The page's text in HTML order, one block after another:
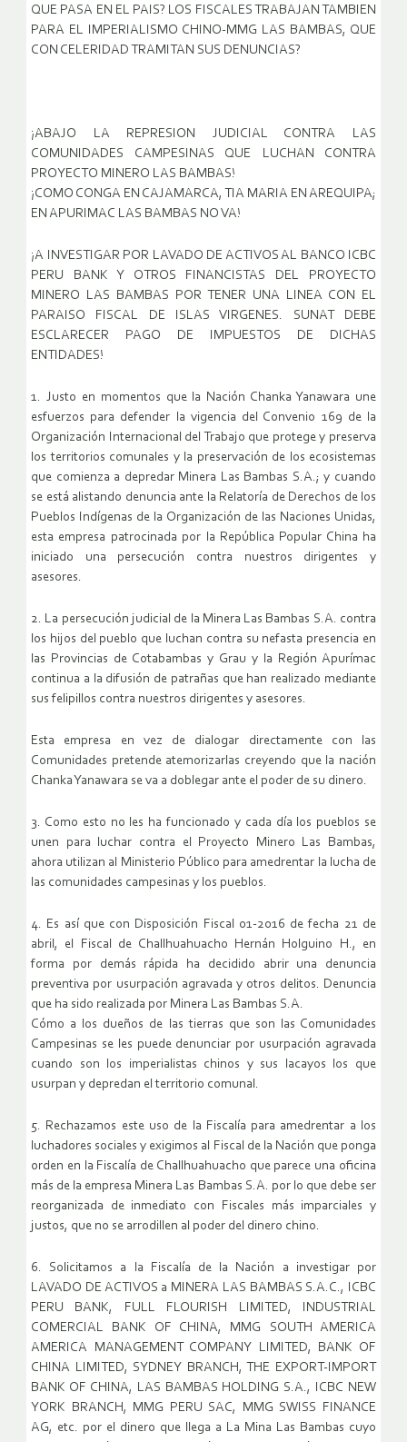
QUE PASA EN EL PAIS? LOS FISCALES TRABAJAN TAMBIEN
PARA EL IMPERIALISMO CHINO-MMG LAS BAMBAS, QUE
CON CELERIDAD TRAMITAN SUS DENUNCIAS?
¡ABAJO LA REPRESION JUDICIAL CONTRA LAS
COMUNIDADES CAMPESINAS QUE LUCHAN CONTRA
PROYECTO MINERO LAS BAMBAS!
¡COMO CONGA EN CAJAMARCA, TIA MARIA EN AREQUIPA;
EN APURIMAC LAS BAMBAS NO VA!
¡A INVESTIGAR POR LAVADO DE ACTIVOS AL BANCO ICBC
PERU BANK Y OTROS FINANCISTAS DEL PROYECTO
MINERO LAS BAMBAS POR TENER UNA LINEA CON EL
PARAISO FISCAL DE ISLAS VIRGENES. SUNAT DEBE
ESCLARECER PAGO DE IMPUESTOS DE DICHAS
ENTIDADES!
1. Justo en momentos que la Nación Chanka Yanawara une
esfuerzos para defender la vigencia del Convenio 169 de la
Organización Internacional del Trabajo que protege y preserva
los territorios comunales y la preservación de los ecosistemas
que comienza a depredar Minera Las Bambas S.A.; y cuando
se está alistando denuncia ante la Relatoría de Derechos de los
Pueblos Indígenas de la Organización de las Naciones Unidas,
esta empresa patrocinada por la República Popular China ha
iniciado una persecución contra nuestros dirigentes y
asesores.
2. La persecución judicial de la Minera Las Bambas S.A. contra
los hijos del pueblo que luchan contra su nefasta presencia en
las Provincias de Cotabambas y Grau y la Región Apurímac
continua a la difusión de patrañas que han realizado mediante
sus felipillos contra nuestros dirigentes y asesores.
Esta empresa en vez de dialogar directamente con las
Comunidades pretende atemorizarlas creyendo que la nación
Chanka Yanawara se va a doblegar ante el poder de su dinero.
3. Como esto no les ha funcionado y cada día los pueblos se
unen para luchar contra el Proyecto Minero Las Bambas,
ahora utilizan al Ministerio Público para amedrentar la lucha de
las comunidades campesinas y los pueblos.
4. Es así que con Disposición Fiscal 01-2016 de fecha 21 de
abril, el Fiscal de Challhuahuacho Hernán Holguino H., en
forma por demás rápida ha decidido abrir una denuncia
preventiva por usurpación agravada y otros delitos. Denuncia
que ha sido realizada por Minera Las Bambas S.A.
Cómo a los dueños de las tierras que son las Comunidades
Campesinas se les puede denunciar por usurpación agravada
cuando son los imperialistas chinos y sus lacayos los que
usurpan y depredan el territorio comunal.
5. Rechazamos este uso de la Fiscalía para amedrentar a los
luchadores sociales y exigimos al Fiscal de la Nación que ponga
orden en la Fiscalía de Challhuahuacho que parece una oficina
más de la empresa Minera Las Bambas S.A. por lo que debe ser
reorganizada de inmediato con Fiscales más imparciales y
justos, que no se arrodillen al poder del dinero chino.
6. Solicitamos a la Fiscalía de la Nación a investigar por
LAVADO DE ACTIVOS a MINERA LAS BAMBAS S.A.C., ICBC
PERU BANK, FULL FLOURISH LIMITED, INDUSTRIAL
COMERCIAL BANK OF CHINA, MMG SOUTH AMERICA
AMERICA MANAGEMENT COMPANY LIMITED, BANK OF
CHINA LIMITED, SYDNEY BRANCH, THE EXPORT-IMPORT
BANK OF CHINA, LAS BAMBAS HOLDING S.A., ICBC NEW
YORK BRANCH, MMG PERU SAC, MMG SWISS FINANCE
AG, etc. por el dinero que llega a La Mina Las Bambas cuyo